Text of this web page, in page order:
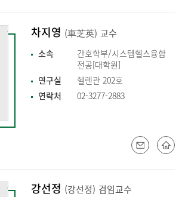
차지영 (車芝英) 교수
소속
간호학부/시스템헬스융합
전공[대학원]
연구실
헬렌관 202호
연락처
02-3277-2883
강선정 (강선정) 겸임교수